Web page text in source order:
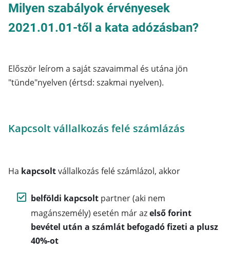
Milyen szabályok érvényesek
2021.01.01-től a kata adózásban?
Először leírom a saját szavaimmal és utána jön
"tünde"nyelven (értsd: szakmai nyelven).
Kapcsolt vállalkozás felé számlázás
Ha kapcsoltvállalkozás felé számlázol, akkor
belföldi kapcsolt partner (aki nem
magánszemély) esetén már azelső forint
bevétel után a számlát befogadó fizeti a plusz
40%-ot